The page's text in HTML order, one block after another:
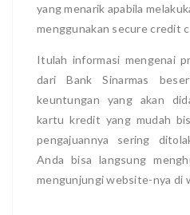
yang menarik apabila
menggunakan secure credit
Itulah informasi mengenai
dari Bank Sinarmas
keuntungan yang akan
kartu kredit yang mudah
pengajuannya sering
Anda bisa langsung
mengunjungi website-nya di